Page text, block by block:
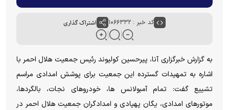
کد خبر : ۱۰۶۶۳۳۲ اشتراک گذاری
به گزارش خبرگزاری آنا، پیرحسین کولیوند رئیس جمعیت هلال احمر با
اشاره به تمهیدات گسترده این جمعیت برای پوشش امدادی مراسم
تشییع گفت: تمام آمبولانس ها، خودروهای نجات، بالگردها،
موتورهای امدادی، یگان پهپادی و امدادگران جمعیت هلال احمر در